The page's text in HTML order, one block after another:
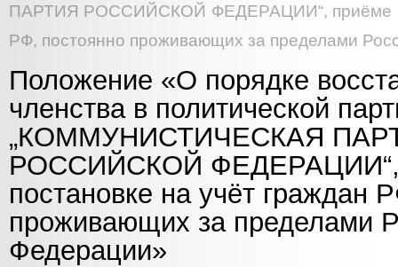
ПАРТИЯ РОССИЙСКОЙ ФЕДЕРАЦИИ“, приёме и
РФ, постоянно проживающих за пределами
Положение «О порядке
членства в политической
„КОММУНИСТИЧЕСКАЯ
РОССИЙСКОЙ ФЕДЕРАЦИИ“,
постановке на учёт граждан
проживающих за пределами
Федерации»